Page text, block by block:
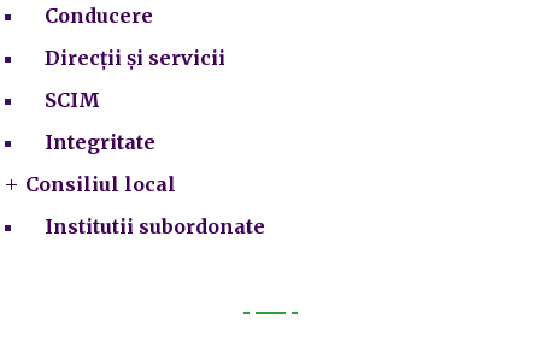
Conducere
Direcții și servicii
SCIM
Integritate
Consiliul local
Institutii subordonate